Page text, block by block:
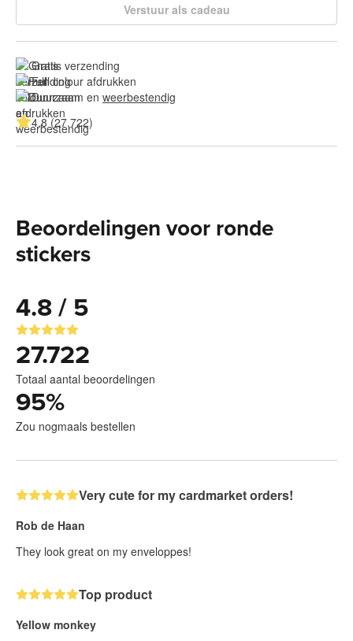
Verstuur als cadeau
Gratis verzending
Full colour afdrukken
Duurzaam en weerbestendig
4.8 (27.722)
Beoordelingen voor ronde
stickers
4.8 / 5
27.722
Totaal aantal beoordelingen
95%
Zou nogmaals bestellen
Very cute for my cardmarket orders!
Rob de Haan
They look great on my enveloppes!
Top product
Yellow monkey